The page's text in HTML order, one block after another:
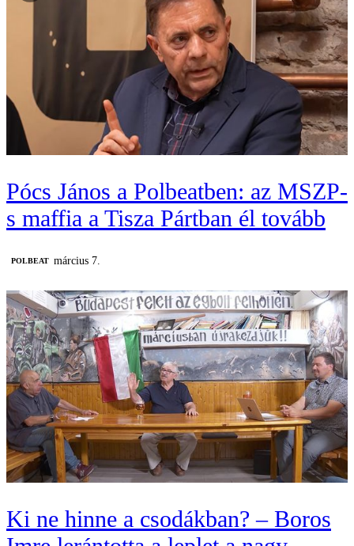
Pócs János a Polbeatben: az MSZP-
s maffia a Tisza Pártban él tovább
‎POLBEAT március 7.
Ki ne hinne a csodákban? – Boros